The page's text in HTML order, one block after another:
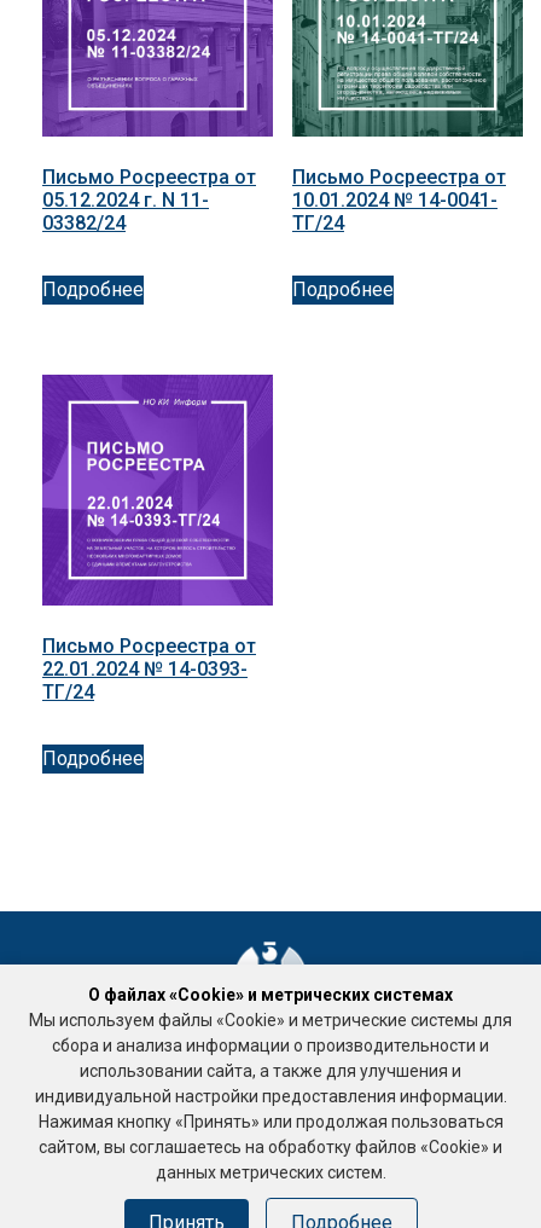
Письмо Росреестра от
05.12.2024 г. N 11-
03382/24
Подробнее
Письмо Росреестра от
10.01.2024 № 14-0041-
ТГ/24
Подробнее
Письмо Росреестра от
22.01.2024 № 14-0393-
ТГ/24
Подробнее
Ассоциация «Национальное объединение саморегулируемых
организаций кадастровых инженеров»
Подработка
123458, г. Москва, ул. Таллинская, д. 32, корпус 3 , офис 10
тел. +7 (495) 518-93-19
Е-mail: ki-rf@ya.ru
О файлах «Cookie» и метрических системах
Мы используем файлы «Cookie» и метрические системы для
сбора и анализа информации о производительности и
использовании сайта, а также для улучшения и
индивидуальной настройки предоставления информации.
Нажимая кнопку «Принять» или продолжая пользоваться
сайтом, вы соглашаетесь на обработку файлов «Cookie» и
данных метрических систем.
Принять Подробнее